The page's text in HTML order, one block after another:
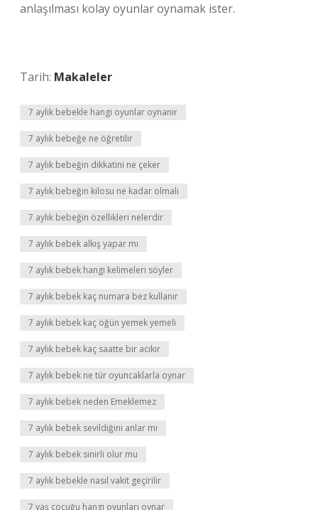
anlaşılması kolay oyunlar oynamak ister.
Tarih: Makaleler
7 aylik bebekle hangi oyunlar oynanir
7 aylık bebeğe ne öğretilir
7 aylık bebeğin dikkatini ne çeker
7 aylık bebeğin kilosu ne kadar olmalı
7 aylık bebeğin özellikleri nelerdir
7 aylık bebek alkış yapar mı
7 aylık bebek hangi kelimeleri söyler
7 aylık bebek kaç numara bez kullanır
7 aylık bebek kaç öğün yemek yemeli
7 aylık bebek kaç saatte bir acıkır
7 aylık bebek ne tür oyuncaklarla oynar
7 aylık bebek neden Emeklemez
7 aylık bebek sevildiğini anlar mı
7 aylık bebek sinirli olur mu
7 aylık bebekle nasıl vakit geçirilir
7 yaş çocuğu hangi oyunları oynar